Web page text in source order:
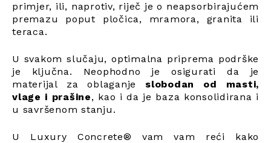
primjer, ili, naprotiv, riječ je o neapsorbirajućem
premazu poput pločica, mramora, granita ili
teraca.
U svakom slučaju, optimalna priprema podrške
je ključna. Neophodno je osigurati da je
materijal za oblaganje slobodan od masti,
vlage i prašine, kao i da je baza konsolidirana i
u savršenom stanju.
U Luxury Concrete® vam vam reći kako